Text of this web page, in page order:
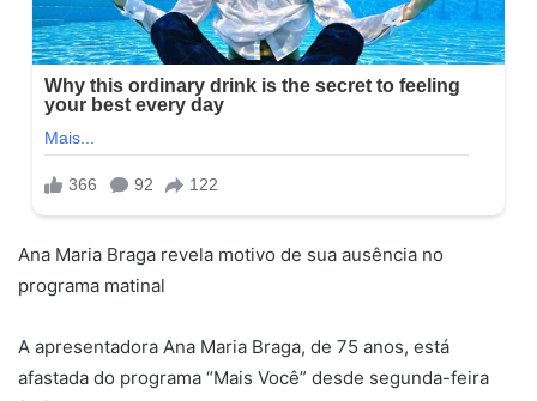
Ana Maria Braga revela motivo de sua ausência no
programa matinal
A apresentadora Ana Maria Braga, de 75 anos, está
afastada do programa “Mais Você” desde segunda-feira